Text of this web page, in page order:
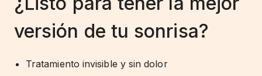
versión de tu sonrisa?
Tratamiento invisible y sin dolor